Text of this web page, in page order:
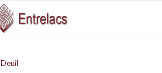
Deuil